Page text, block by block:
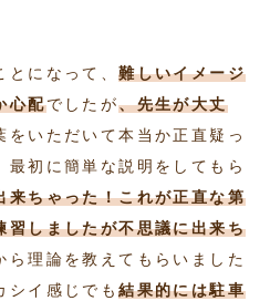
とになって、難しいイメージ
心配でしたが、先生が大丈
をいただいて本当か正直疑っ
最初に簡単な説明をしてもら
来ちゃった！これが正直な第
習しましたが不思議に出来ち
ら理論を教えてもらいました
シイ感じでも結果的には駐車